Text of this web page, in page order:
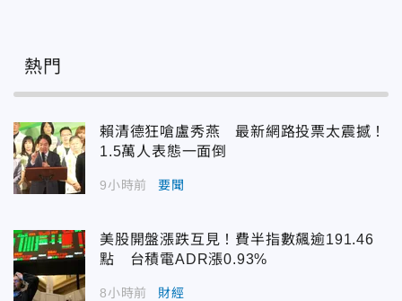
熱門
賴清德狂嗆盧秀燕 最新網路投票太震撼！
1.5萬人表態一面倒
9小時前 要聞
美股開盤漲跌互見！費半指數飆逾191.46
點 台積電ADR漲0.93%
8小時前 財經